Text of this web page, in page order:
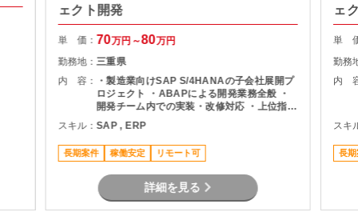
ェクト開発
単 価： 70万円～80万円
勤務地：三重県
内 容：
・製造業向けSAP S/4HANAの子会社展開プ
ロジェクト ・ABAPによる開発業務全般 ・
開発チーム内での実装・改修対応 ・上位指示
者のもとでの開発推進
スキル：SAP , ERP
長期案件 稼働安定 リモート可
詳細を見る
ェ
単
勤務
内
スキ
長期